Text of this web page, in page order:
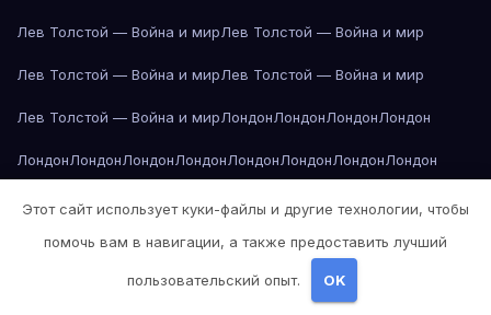
Лев Толстой — Война и мирЛев Толстой — Война и мир
Лев Толстой — Война и мирЛев Толстой — Война и мир
Лев Толстой — Война и мирЛондонЛондонЛондонЛондон
ЛондонЛондонЛондонЛондонЛондонЛондонЛондонЛондон
Лондон Лондон Лос-Анджелес Лос-Анджелес
Лос-АнджелесЛос-АнджелесЛос-АнджелесЛос-Анджелес
Лос-АнджелесЛос-АнджелесЛос-Анджелес
Этот сайт использует куки-файлы и другие технологии, чтобы
помочь вам в навигации, а также предоставить лучший
пользовательский опыт. OK